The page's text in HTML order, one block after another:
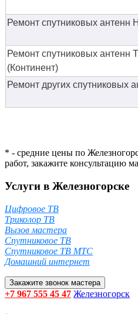
Ремонт спутниковых антенн
Ремонт спутниковых антенн
(Континент)
Ремонт других спутниковых
* - средние цены по
работ, закажите консультацию
Услуги в Железногорске
Цифровое ТВ
Триколор ТВ
Вызов мастера
Спутниковое ТВ
Спутниковое ТВ МТС
Домашний интернет
Закажите звонок мастера
+7 967 555 45 47 Железногорск